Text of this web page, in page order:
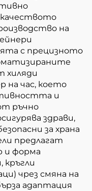
на
с прецизното
хиляди
на час, което
и
ръчно
здрави,
за храна
предлагат
и форма
кръгли
чрез смяна на
адаптация